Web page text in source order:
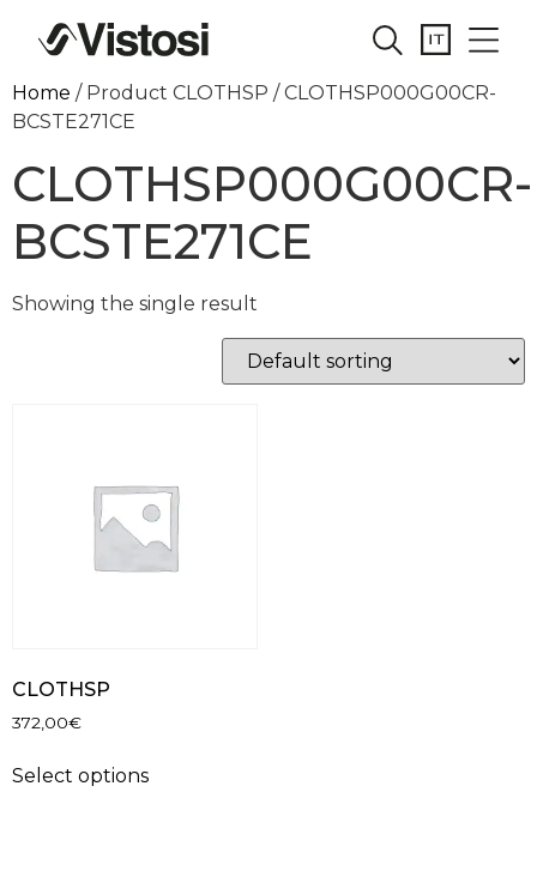
Home / Product CLOTHSP / CLOTHSP000G00CR-
BCSTE271CE
CLOTHSP000G00CR-
BCSTE271CE
Showing the single result
CLOTHSP
372,00€
Select options